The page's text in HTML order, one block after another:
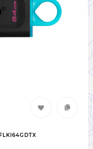
FLKI64GDTX